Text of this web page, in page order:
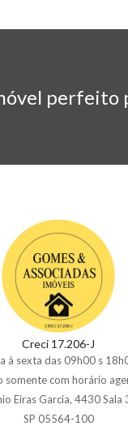
perfeito
Creci 17.206-J
à sexta das 09h00 s
somente com horário
Eiras Garcia, 4430 Sala
SP 05564-100